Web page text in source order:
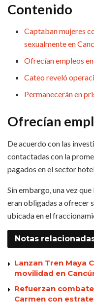
Contenido
Captaban mujeres
sexualmente en
Ofrecían empleos
Cateo reveló
Permanecerán en
Ofrecían
De acuerdo con las
contactadas con la
pagados en el sector
Sin embargo, una vez
eran obligadas a ofrecer
ubicada en el
Notas
Lanzan Tren Maya
movilidad en
Refuerzan
Carmen con